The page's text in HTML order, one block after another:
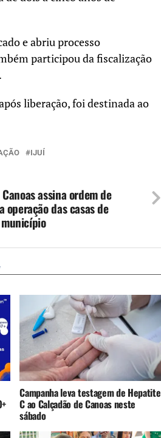
e abriu processo
participou da fiscalização
liberação, foi destinada ao
IJUÍ
assina ordem de
operação das casas de
Campanha leva testagem de Hepatite
C ao Calçadão de Canoas neste
sábado